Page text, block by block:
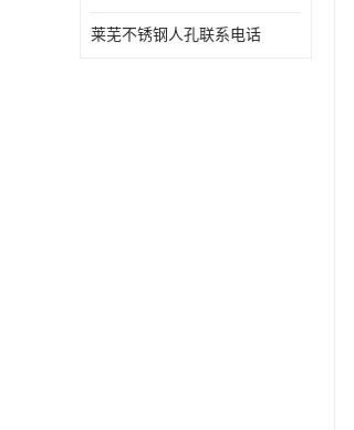
莱芜不锈钢人孔联系电话